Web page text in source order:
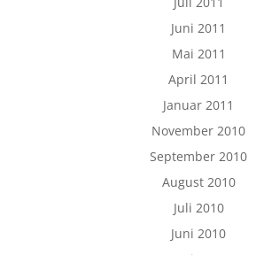
Juni 2011
Mai 2011
April 2011
Januar 2011
November 2010
September 2010
August 2010
Juli 2010
Juni 2010